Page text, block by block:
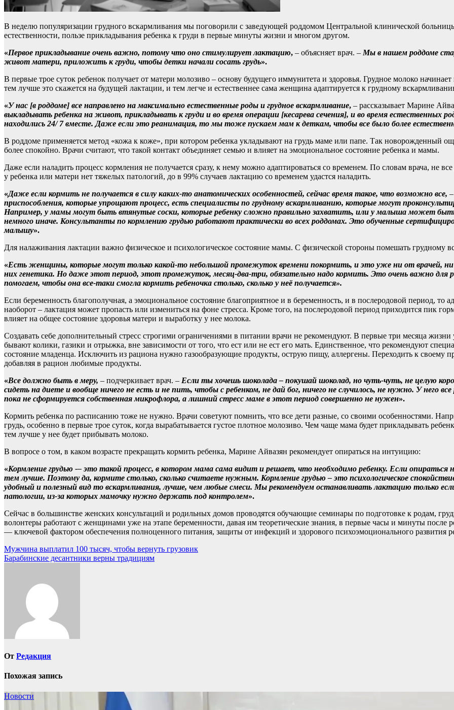
В неделю популяризации грудного вскармливания мы поговорили с заведующей роддомом Центральной клинической
естественности, пользе прикладывания ребенка к груди в первые минуты жизни и многом другом.
«Первое прикладывание очень важно, потому что оно стимулирует лактацию, – объясняет врач. – Мы в нашем роддоме
живот матери, приложить к груди, чтобы детки начали сосать грудь».
В первые трое суток ребенок получает от матери молозиво – основу будущего иммунитета и здоровья. Грудное молоко
тем лучше это скажется на будущей лактации, и тем легче и естественнее сама женщина адаптируется к грудному
«У нас [в роддоме] все направлено на максимально естественные роды и грудное вскармливание, – рассказывает Марине
выкладывать ребенка на живот, прикладывать к груди и во время операции [кесарева сечения], и во время
находились 24/ 7 вместе. Даже если это реанимация, то мы тоже пускаем мам к деткам, чтобы все было более
В роддоме применяется метод «кожа к коже», при котором ребенка укладывают на грудь маме или папе. Так новорожденный
более спокойно. Врачи считают, что такой контакт объединяет семью и влияет на эмоциональное состояние ребенка и мамы.
Даже если наладить процесс кормления не получается сразу, к нему можно адаптироваться со временем. По словам врача, не
у ребенка или матери нет тяжелых патологий, до в 99% случаев лактацию со временем удастся наладить.
«Даже если кормить не получается в силу каких-то анатомических особенностей, сейчас время такое, что возможно все,
приспособления, которые упрощают процесс, есть специалисты по грудному вскармливанию, которые могут
Например, у мамы могут быть втянутые соски, которые ребенку сложно правильно захватить, или у малыша может
немного иначе. Консультанты по кормлению грудью работают практически во всех роддомах. Это обученные
малышу».
Для налаживания лактации важно физическое и психологическое состояние мамы. С физической стороны помешать грудному
«Есть женщины, которые могут только какой-то небольшой промежуток времени покормить, и это уже ни от врачей,
них генетика. Но даже этот период, этот промежуток, месяц-два-три, обязательно надо кормить. Это очень важно
помогаем, чтобы она все-таки смогла кормить ребеночка столько, сколько у неё получается».
Если беременность благополучная, а эмоциональное состояние благоприятное и в беременность, и в послеродовой период, то
наоборот – лактация может пропасть или измениться на фоне стресса. Кроме того, на послеродовой период приходится пик
влияет на общее состояние здоровья матери и выработку у нее молока.
Создавать себе дополнительный стресс строгими ограничениями в питании врачи не рекомендуют. В первые три месяца
бывают колики, газики и отрыжка, вне зависимости от того, что ест или не ест его мать. Единственное, что рекомендуют
состояние младенца. Исключить из рациона нужно газообразующие продукты, острую пищу, аллергены. Переходить к
добавляя в рацион любимые продукты.
«Все должно быть в меру, – подчеркивает врач. – Если ты хочешь шоколада – покушай шоколад, но чуть-чуть, не целую
сидеть на диете и вообще ничего не есть и не пить, чтобы с ребенком, не дай бог, ничего не случилось, не нужно. У него
пока не сформируется собственная микрофлора, а лишний стресс маме в этот период совершенно не нужен».
Кормить ребенка по расписанию тоже не нужно. Врачи советуют помнить, что все дети разные, со своими особенностями.
грудь, особенно в первые трое суток, когда вырабатывается густое плотное молозиво. Чем чаще мама будет прикладывать
тем лучше у нее будет прибывать молоко.
В вопросе о том, в каком возрасте прекращать кормить ребенка, Марине Айвазян рекомендует опираться на интуицию:
«Кормление грудью -– это такой процесс, в котором мама сама видит и решает, что необходимо ребенку. Если
тем лучше. Поэтому да, кормите столько, сколько считаете нужным. Кормление грудью – это психологическое
удобный и полезный вид то вскармливания, лучше, чем любые смеси. Мы рекомендуем останавливать лактацию только
патологии, из-за которых мамочку нужно держать под контролем».
Сейчас в большинстве женских консультаций и родильных домов проводятся обучающие семинары по подготовке к родам,
волонтеры работают с женщинами уже на этапе беременности, давая им теоретические знания, в первые часы и минуты после
— ключевой фактором обеспечения полноценного питания, защиты от инфекций и здорового психоэмоционального развития
Навигация
по
Мужчина выплатил 100 тысяч, чтобы вернуть грузовик
Барабинские десантники верны традициям
От Редакция
Похожая запись
Новости